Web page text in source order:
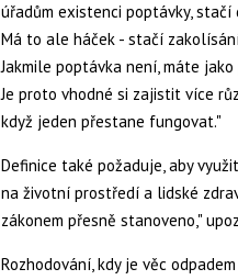
úřadům existenci poptávky,
Má to ale háček - stačí
Jakmile poptávka není, máte
Je proto vhodné si zajistit více
když jeden přestane fungovat."
Definice také požaduje, aby
na životní prostředí a lidské
zákonem přesně stanoveno,"
Rozhodování, kdy je věc